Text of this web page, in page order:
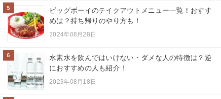
5
ビッグボーイのテイクアウトメニュー一覧！おすす
めは？持ち帰りのやり方も！
2024年08月28日
6
水素水を飲んではいけない・ダメな人の特徴は？逆
におすすめの人も紹介！
2023年08月18日